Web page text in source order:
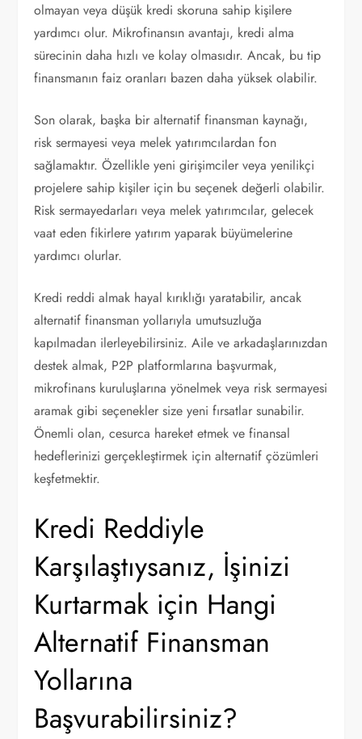
olmayan veya düşük kredi skoruna sahip kişilere
yardımcı olur. Mikrofinansın avantajı, kredi alma
sürecinin daha hızlı ve kolay olmasıdır. Ancak, bu tip
finansmanın faiz oranları bazen daha yüksek olabilir.
Son olarak, başka bir alternatif finansman kaynağı,
risk sermayesi veya melek yatırımcılardan fon
sağlamaktır. Özellikle yeni girişimciler veya yenilikçi
projelere sahip kişiler için bu seçenek değerli olabilir.
Risk sermayedarları veya melek yatırımcılar, gelecek
vaat eden fikirlere yatırım yaparak büyümelerine
yardımcı olurlar.
Kredi reddi almak hayal kırıklığı yaratabilir, ancak
alternatif finansman yollarıyla umutsuzluğa
kapılmadan ilerleyebilirsiniz. Aile ve arkadaşlarınızdan
destek almak, P2P platformlarına başvurmak,
mikrofinans kuruluşlarına yönelmek veya risk sermayesi
aramak gibi seçenekler size yeni fırsatlar sunabilir.
Önemli olan, cesurca hareket etmek ve finansal
hedeflerinizi gerçekleştirmek için alternatif çözümleri
keşfetmektir.
Kredi Reddiyle
Karşılaştıysanız, İşinizi
Kurtarmak için Hangi
Alternatif Finansman
Yollarına
Başvurabilirsiniz?